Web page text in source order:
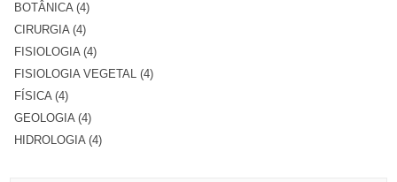
BOTÂNICA (4)
CIRURGIA (4)
FISIOLOGIA (4)
FISIOLOGIA VEGETAL (4)
FÍSICA (4)
GEOLOGIA (4)
HIDROLOGIA (4)